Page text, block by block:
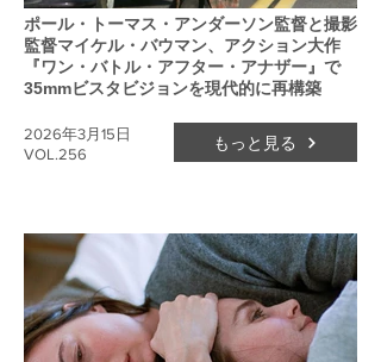
ポール・トーマス・アンダーソン監督と撮影
監督マイケル・バウマン、アクション大作
『ワン・バトル・アフター・アナザー』で
35mmビスタビジョンを現代的に再構築
VOL.256
2026年3月15日 もっと見る